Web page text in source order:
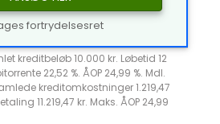
fortrydelsesret
kreditbeløb 10.000 kr. Løbetid 12
22,52 %. ÅOP 24,99 %. Mdl.
kreditomkostninger 1.219,47
11.219,47 kr. Maks. ÅOP 24,99